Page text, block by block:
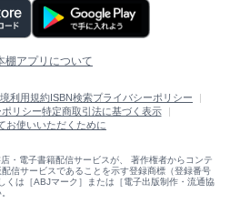
棚アプリについて
利用規約ISBN検索プライバシーポリシー
リシー特定商取引法に基づく表示
お使いいただくために
・電子書籍配信サービスが、 著作権者からコンテ
信サービスであることを示す登録商標（登録番号
くは［ABJマーク］または［電子出版制作・流通協